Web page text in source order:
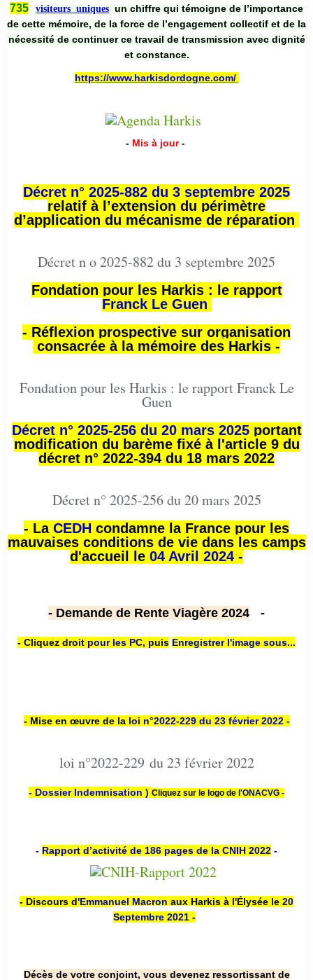
735
visiteurs uniques un chiffre qui témoigne de l’importance
de cette mémoire, de la force de l’engagement collectif et de la
nécessité de continuer ce travail de transmission avec dignité
et constance.
https://www.harkisdordogne.com/
- Mis à jour -
Décret n° 2025-882 du 3 septembre 2025
relatif à l’extension du périmètre
d’application du mécanisme de réparation
Décret n o 2025-882 du 3 septembre 2025
Fondation pour les Harkis : le rapport
Franck Le Guen
- Réflexion prospective sur organisation
consacrée à la mémoire des Harkis -
Fondation pour les Harkis : le rapport Franck Le
Guen
Décret n° 2025-256 du 20 mars 2025portant
modification du barème fixé à l'article 9 du
décret n° 2022-394 du 18 mars 2022
Décret n° 2025-256 du 20 mars 2025
- La CEDH condamne la France pour les
mauvaises conditions de vie dans les camps
d'accueil le 04 Avril 2024 -
- Demande de Rente Viagère 2024 -
- Cliquez droit pour les PC, puis Enregistrer l'image sous...
- Mise en œuvre de la loi n°2022-229 du 23 février 2022 -
loi n°2022-229 du 23 février 2022
- Dossier Indemnisation ) Cliquez sur le logo de l'ONACVG -
- Rapport d’activité de 186 pages de la CNIH 2022 -
- Discours d'Emmanuel Macron aux Harkis à l'Élysée le 20
Septembre 2021 -
Décès de votre conjoint, vous devenez ressortissant de